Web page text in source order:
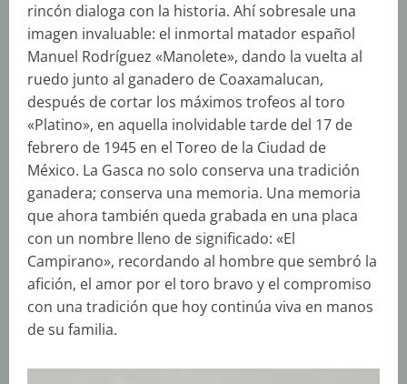
rincón dialoga con la historia. Ahí sobresale una
imagen invaluable: el inmortal matador español
Manuel Rodríguez «Manolete», dando la vuelta al
ruedo junto al ganadero de Coaxamalucan,
después de cortar los máximos trofeos al toro
«Platino», en aquella inolvidable tarde del 17 de
febrero de 1945 en el Toreo de la Ciudad de
México. La Gasca no solo conserva una tradición
ganadera; conserva una memoria. Una memoria
que ahora también queda grabada en una placa
con un nombre lleno de significado: «El
Campirano», recordando al hombre que sembró la
afición, el amor por el toro bravo y el compromiso
con una tradición que hoy continúa viva en manos
de su familia.